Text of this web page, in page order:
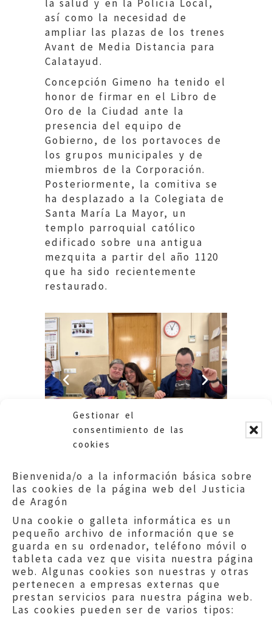
Gestionar el
consentimiento de las
cookies
Bienvenida/o a la información básica sobre
las cookies de la página web del Justicia
de Aragón
Una cookie o galleta informática es un
pequeño archivo de información que se
guarda en su ordenador, teléfono móvil o
tableta cada vez que visita nuestra página
web. Algunas cookies son nuestras y otras
pertenecen a empresas externas que
prestan servicios para nuestra página web.
Las cookies pueden ser de varios tipos:
la salud y en la Policía Local,
así como la necesidad de
ampliar las plazas de los trenes
Avant de Media Distancia para
Calatayud.
Concepción Gimeno ha tenido el
honor de firmar en el Libro de
Oro de la Ciudad ante la
presencia del equipo de
Gobierno, de los portavoces de
los grupos municipales y de
miembros de la Corporación.
Posteriormente, la comitiva se
ha desplazado a la Colegiata de
Santa María La Mayor, un
templo parroquial católico
edificado sobre una antigua
mezquita a partir del año 1120
que ha sido recientemente
restaurado.